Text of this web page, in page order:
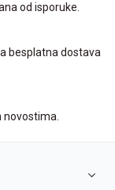
od isporuke.
besplatna dostava
novostima.